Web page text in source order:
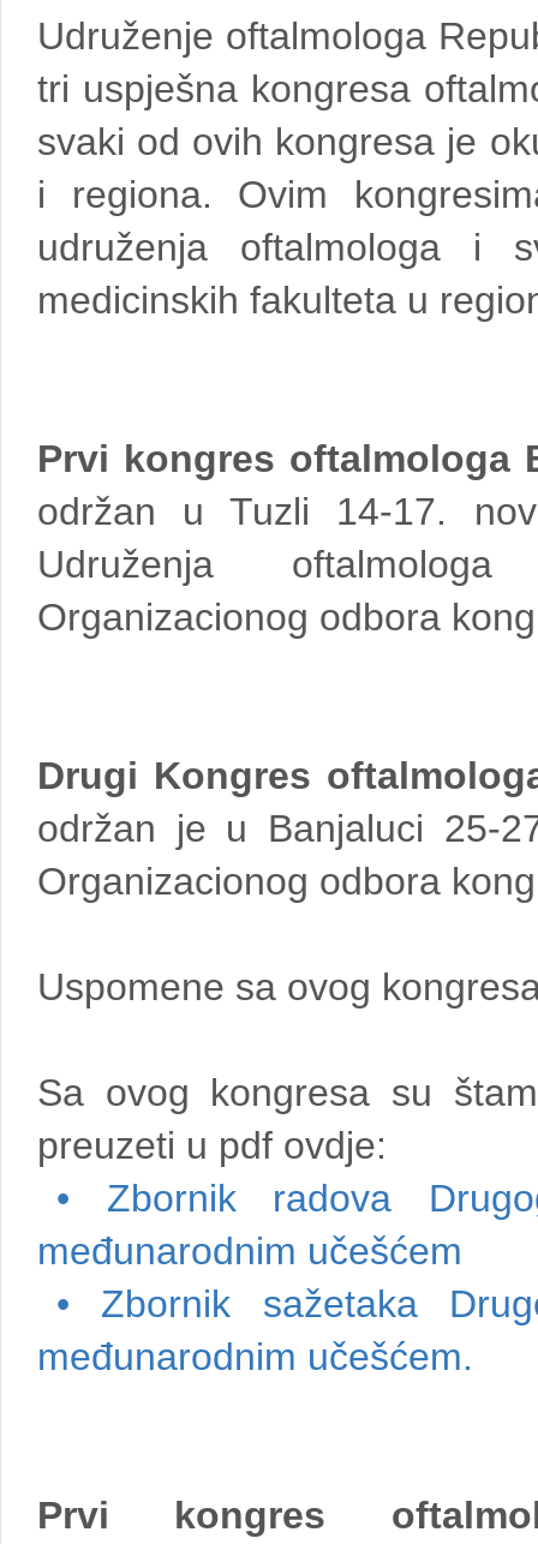
Udruženje oftalmologa
tri uspješna kongresa
svaki od ovih kongresa je
i regiona. Ovim
udruženja oftalmologa i
medicinskih fakulteta u
Prvi kongres oftalmologa
održan u Tuzli 14-17.
Udruženja
Organizacionog odbora
Drugi Kongres
održan je u Banjaluci 25-
Organizacionog odbora
Uspomene sa ovog
Sa ovog kongresa su
preuzeti u pdf ovdje:
• Zbornik radova
međunarodnim učešćem
• Zbornik sažetaka
međunarodnim učešćem.
Prvi kongres